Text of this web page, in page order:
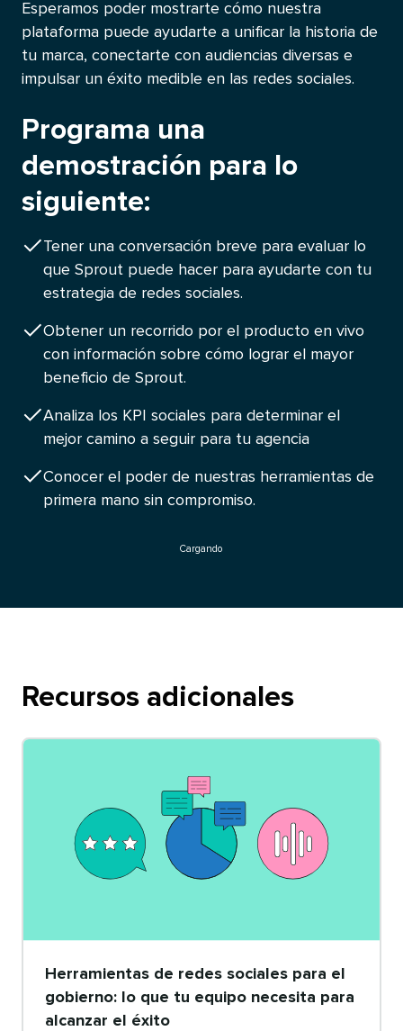
Esperamos poder mostrarte cómo nuestra
plataforma puede ayudarte a unificar la historia de
tu marca, conectarte con audiencias diversas e
impulsar un éxito medible en las redes sociales.​​
Programa una
demostración para lo
siguiente:​​
Tener una conversación breve para evaluar lo
que Sprout puede hacer para ayudarte con tu
estrategia de redes sociales.​​
Obtener un recorrido por el producto en vivo
con información sobre cómo lograr el mayor
beneficio de Sprout.​​
Analiza los KPI sociales para determinar el
mejor camino a seguir para tu agencia​​
Conocer el poder de nuestras herramientas de
primera mano sin compromiso.​​
Cargando​​
Recursos adicionales​​
Herramientas de redes sociales para el
gobierno: lo que tu equipo necesita para
alcanzar el éxito​​